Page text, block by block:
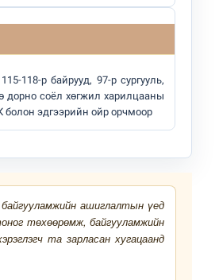
118-р байрууд, 97-р сургууль,
соёл хөгжил харилцааны
болон эдгээрийн ойр орчмоор
байгууламжийн ашиглалтын үед
төхөөрөмж, байгууламжийн
та зарласан хугацаанд